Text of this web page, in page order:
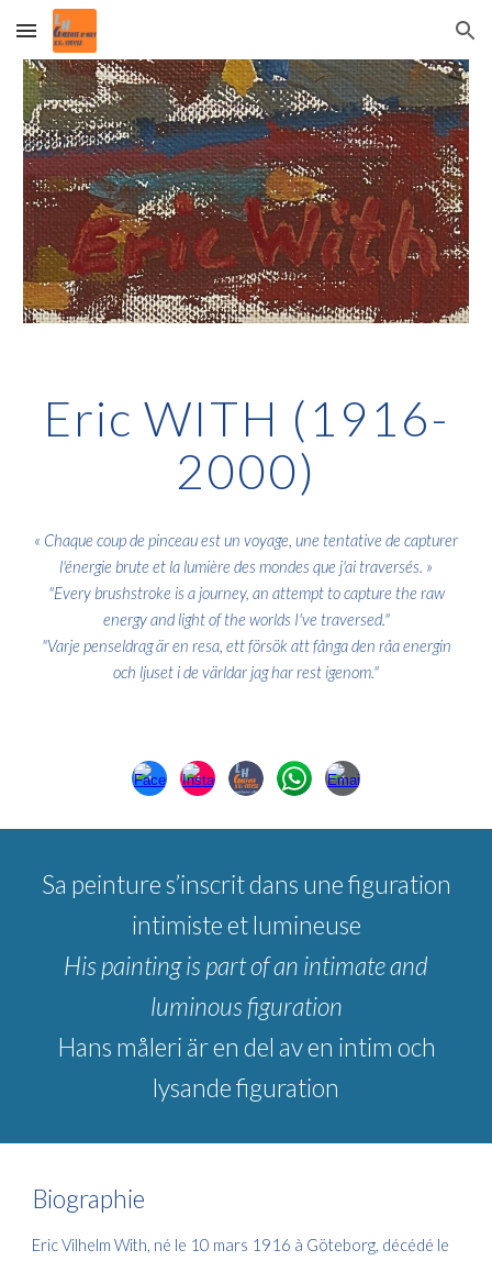
Skip to main content Skip to navigation
Eric WITH (1916-
2000)
« Chaque coup de pinceau est un voyage, une tentative de capturer
l'énergie brute et la lumière des mondes que j'ai traversés. »
"Every brushstroke is a journey, an attempt to capture the raw
energy and light of the worlds I've traversed."
"Varje penseldrag är en resa, ett försök att fånga den råa energin
och ljuset i de världar jag har rest igenom."
Sa peinture s’inscrit dans une figuration
intimiste et lumineuse
His painting is part of an intimate and
luminous figuration
Hans måleri är en del av en intim och
lysande figuration
Biographie
Eric Vilhelm With, né le 10 mars 1916 à Göteborg, décédé le